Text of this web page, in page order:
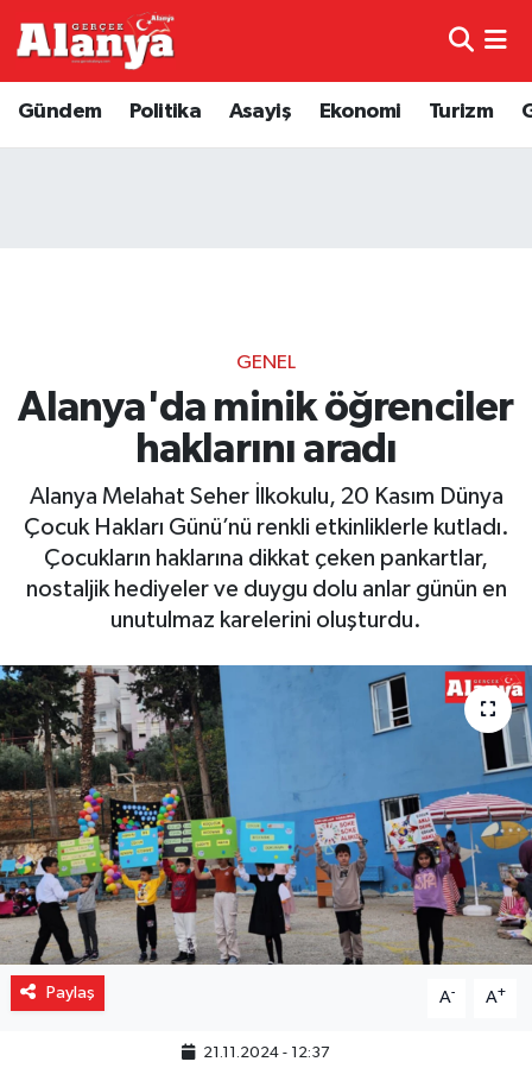
Gündem Politika Asayiş Ekonomi Turizm
GENEL
Alanya'da minik öğrenciler
haklarını aradı
Alanya Melahat Seher İlkokulu, 20 Kasım Dünya
Çocuk Hakları Günü’nü renkli etkinliklerle kutladı.
Çocukların haklarına dikkat çeken pankartlar,
nostaljik hediyeler ve duygu dolu anlar günün en
unutulmaz karelerini oluşturdu.
Paylaş A- A+
21.11.2024 - 12:37
Genel
Ekonomi
Gizlilik İlkeleri - Privacy Policy
Gündem
Politika
Spor
Turizm
Trafik Durumu
Haber Arşivi